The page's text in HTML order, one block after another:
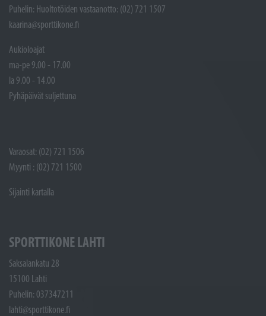
Puhelin: Huoltotöiden vastaanotto: (02) 721 1507
kaarina@sporttikone.fi
Aukioloajat
ma-pe 9.00 - 17.00
la 9.00 - 14.00
Pyhäpäivät suljettuna
Varaosat: (02) 721 1506
Myynti : (02) 721 1500
Sijainti kartalla
SPORTTIKONE LAHTI
Saksalankatu 28
15100 Lahti
Puhelin: 037347211
lahti@sporttikone.fi